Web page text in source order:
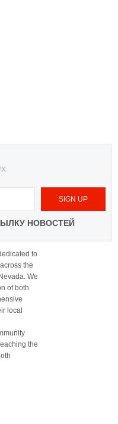
НОВОСТЕЙ
to
the
We
of both
local
the